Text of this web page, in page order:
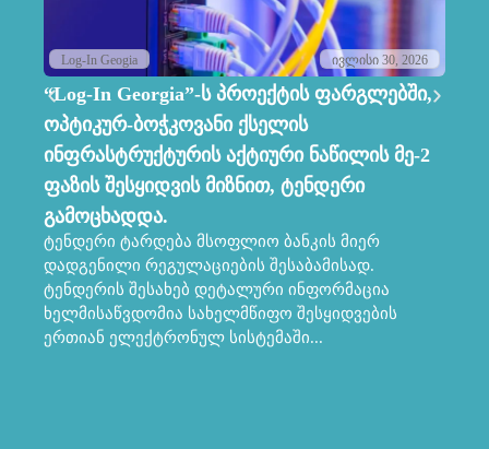
Log-In Geogia ივლისი 30, 2026
“Log-In Georgia”-ს პროექტის ფარგლებში,
ოპტიკურ-ბოჭკოვანი ქსელის
ინფრასტრუქტურის აქტიური ნაწილის მე-2
ფაზის შესყიდვის მიზნით, ტენდერი
გამოცხადდა.
ტენდერი ტარდება მსოფლიო ბანკის მიერ
დადგენილი რეგულაციების შესაბამისად.
ტენდერის შესახებ დეტალური ინფორმაცია
ხელმისაწვდომია სახელმწიფო შესყიდვების
ერთიან ელექტრონულ სისტემაში...